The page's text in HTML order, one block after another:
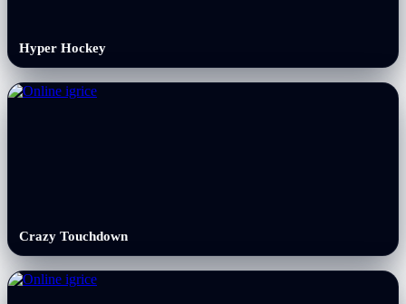
Hyper Hockey
Crazy Touchdown